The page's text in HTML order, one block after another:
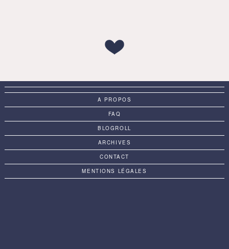
A PROPOS
FAQ
BLOGROLL
ARCHIVES
CONTACT
MENTIONS LÉGALES